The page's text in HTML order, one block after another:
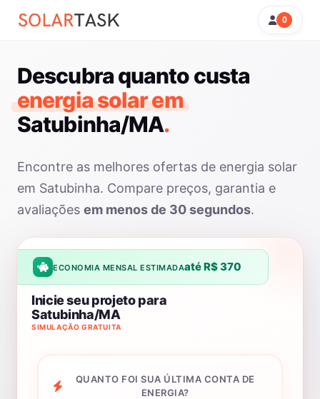
0
Descubra quanto custa
energia solar em
Satubinha/MA.
Encontre as melhores ofertas de energia solar
em Satubinha. Compare preços, garantia e
avaliações em menos de 30 segundos.
ECONOMIA MENSAL ESTIMADAaté R$ 370
SIMULAÇÃO GRATUITA
Inicie seu projeto para
Satubinha/MA
QUANTO FOI SUA ÚLTIMA CONTA DE
ENERGIA?